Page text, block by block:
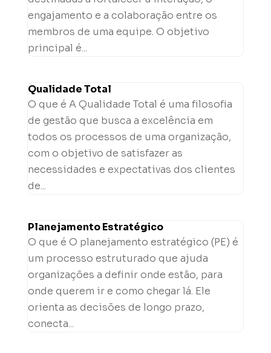
engajamento e a colaboração entre os
membros de uma equipe. O objetivo
principal é...
Qualidade Total
O que é A Qualidade Total é uma filosofia
de gestão que busca a excelência em
todos os processos de uma organização,
com o objetivo de satisfazer as
necessidades e expectativas dos clientes
de...
Planejamento Estratégico
O que é O planejamento estratégico (PE) é
um processo estruturado que ajuda
organizações a definir onde estão, para
onde querem ir e como chegar lá. Ele
orienta as decisões de longo prazo,
conecta...